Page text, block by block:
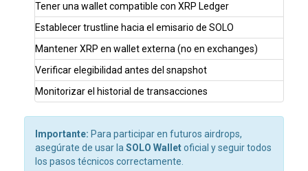
Tener una wallet compatible con XRP Ledger
Establecer trustline hacia el emisario de SOLO
Mantener XRP en wallet externa (no en exchanges)
Verificar elegibilidad antes del snapshot
Monitorizar el historial de transacciones
Importante: Para participar en futuros airdrops,
asegúrate de usar la SOLO Walletoficial y seguir todos
los pasos técnicos correctamente.